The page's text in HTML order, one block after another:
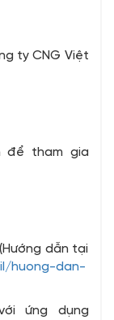
ty CNG Việt
để tham gia
dẫn tại
huong-dan-
ứng dụng